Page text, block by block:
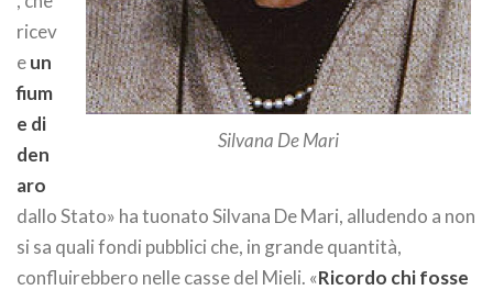
Silvana De Mari
ricev
eun
fium
e di
den
aro
dallo Stato» ha tuonato Silvana De Mari, alludendo a non
si sa quali fondi pubblici che, in grande quantità,
confluirebbero nelle casse del Mieli. «Ricordo chi fosse